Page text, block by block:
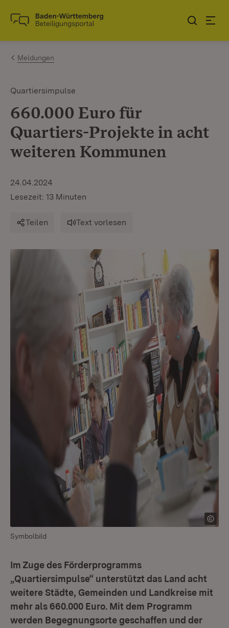
Zum Inhalt springen
Link zur Startseite
Meldungen
Quartiersimpulse
660.000 Euro für
Quartiers-Projekte in acht
weiteren Kommunen
24.04.2024
Lesezeit: 13 Minuten
Teilen Text vorlesen
Symbolbild
Im Zuge des Förderprogramms
„Quartiersimpulse“ unterstützt das Land acht
weitere Städte, Gemeinden und Landkreise mit
mehr als 660.000 Euro. Mit dem Programm
werden Begegnungsorte geschaffen und der